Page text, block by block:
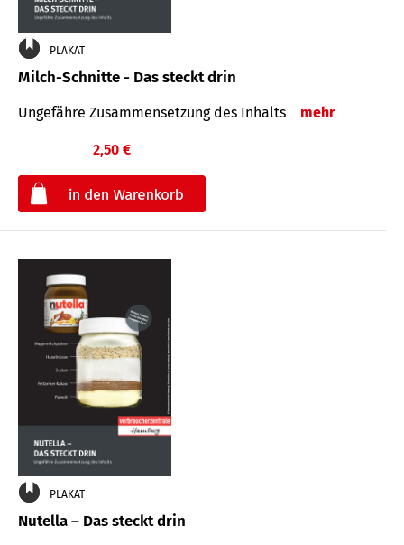
PLAKAT
Milch-Schnitte - Das steckt drin
Ungefähre Zu­sammen­setzung des Inhalts mehr
2,50 €
PLAKAT
Nutella – Das steckt drin